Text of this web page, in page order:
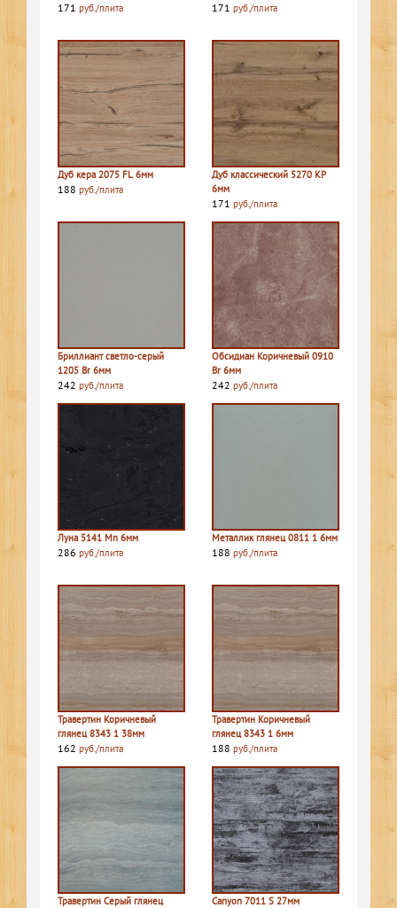
171 руб./плита 171 руб./плита
Дуб кера 2075 FL 6мм
188 руб./плита
Дуб классический 5270 КР
6мм
171 руб./плита
Бриллиант светло-серый
1205 Br 6мм
242 руб./плита
Обсидиан Коричневый 0910
Br 6мм
242 руб./плита
Луна 5141 Mn 6мм
286 руб./плита
Металлик глянец 0811 1 6мм
188 руб./плита
Травертин Коричневый
глянец 8343 1 38мм
162 руб./плита
Травертин Коричневый
глянец 8343 1 6мм
188 руб./плита
Травертин Серый глянец
Canyon 7011 S 27мм